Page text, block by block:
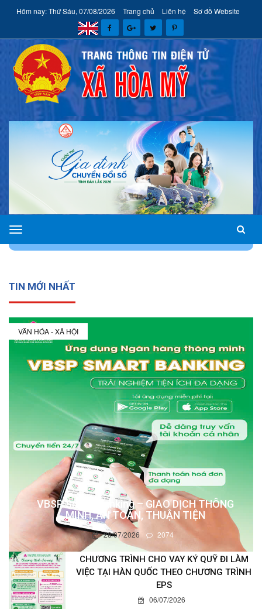
Hôm nay: Thứ Sáu, 07/08/2026 Trang chủ Liên hệ Sơ đồ Website
xã
Hòa
TIN MỚI NHẤT
VĂN HÓA - XÃ HỘI
VBSP Smart Banking – GIAO DỊCH THÔNG
MINH, AN TOÀN, THUẬN TIỆN
28/07/2026 2074
CHƯƠNG TRÌNH CHO VAY KÝ QUỸ ĐI LÀM
VIỆC TẠI HÀN QUỐC THEO CHƯƠNG TRÌNH
EPS
06/07/2026